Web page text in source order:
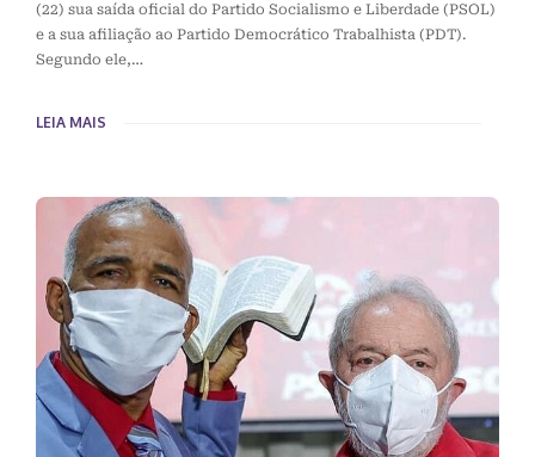
(22) sua saída oficial do Partido Socialismo e Liberdade (PSOL)
e a sua afiliação ao Partido Democrático Trabalhista (PDT).
Segundo ele,…
LEIA MAIS